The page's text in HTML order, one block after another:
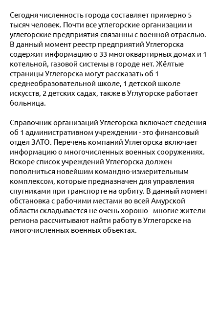
Сегодня численность города составляет примерно 5
тысяч человек. Почти все углегорские организации и
углегорские предприятия связанны с военной отраслью.
В данный момент реестр предприятий Углегорска
содержит информацию о 33 многоквартирных домах и 1
котельной, газовой системы в городе нет. Жёлтые
страницы Углегорска могут рассказать об 1
среднеобразовательной школе, 1 детской школе
искусств, 2 детских садах, также в Углугорске работает
больница.
Справочник организаций Углегорска включает сведения
об 1 административном учреждении - это финансовый
отдел ЗАТО. Перечень компаний Углегорска включает
информацию о многочисленных военных сооружениях.
Вскоре список учреждений Углегорска должен
пополниться новейшим командно-измерительным
комплексом, которые предназначен для управления
спутниками при транспорте на орбиту. В данный момент
обстановка с рабочими местами во всей Амурской
области складывается не очень хорошо - многие жители
региона рассчитывают найти работу в Углегорске на
многочисленных военных объектах.